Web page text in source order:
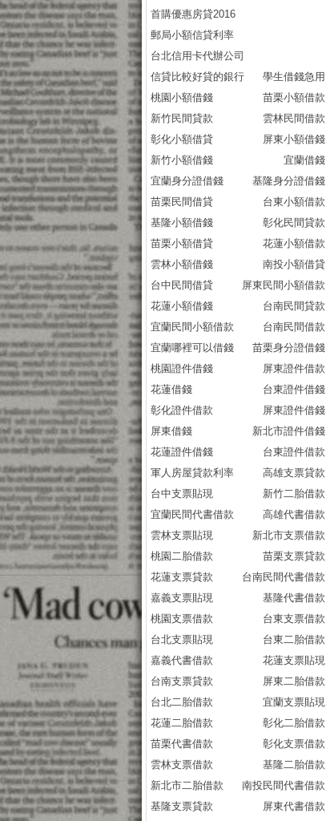
首購優惠房貸2016
郵局小額信貸利率
台北信用卡代辦公司
信貸比較好貸的銀行
學生借錢急用
桃園小額借錢
苗栗小額借款
新竹民間貸款
雲林民間借款
彰化小額借貸
屏東小額借錢
新竹小額借錢
宜蘭借錢
宜蘭身分證借錢
基隆身分證借錢
苗栗民間借貸
台東小額借款
基隆小額借錢
彰化民間貸款
苗栗小額借貸
花蓮小額借款
雲林小額借錢
南投小額借貸
台中民間借貸
屏東民間小額借款
花蓮小額借錢
台南民間貸款
宜蘭民間小額借款
台南民間借款
宜蘭哪裡可以借錢
苗栗身分證借錢
桃園證件借錢
屏東證件借款
花蓮借錢
台東證件借錢
彰化證件借款
屏東證件借錢
屏東借錢
新北市證件借錢
花蓮證件借錢
台東證件借款
軍人房屋貸款利率
高雄支票貸款
台中支票貼現
新竹二胎借款
宜蘭民間代書借款
高雄代書借款
雲林支票貼現
新北市支票借款
桃園二胎借款
苗栗支票貸款
花蓮支票貸款
台南民間代書借款
嘉義支票貼現
基隆代書借款
桃園支票借款
台東支票借款
台北支票貼現
台東二胎借款
嘉義代書借款
花蓮支票貼現
台南支票貸款
屏東二胎借款
台北二胎借款
宜蘭支票貼現
花蓮二胎借款
彰化二胎借款
苗栗代書借款
彰化支票借款
雲林支票借款
基隆二胎借款
新北市二胎借款
南投民間代書借款
基隆支票貸款
屏東代書借款